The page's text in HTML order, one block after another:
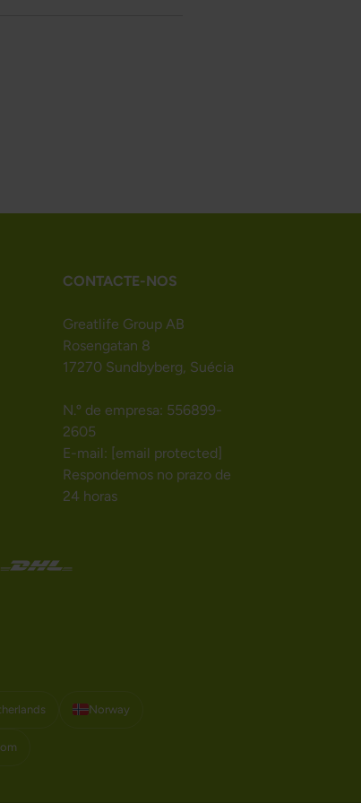
CONTACTE-NOS
Greatlife Group AB
Rosengatan 8
17270 Sundbyberg, Suécia
N.º de empresa: 556899-
2605
E-mail: [email protected]
Respondemos no prazo de
24 horas
Norway